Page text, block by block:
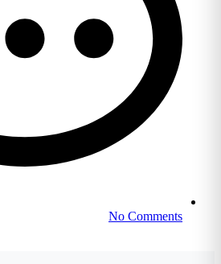
No Comments